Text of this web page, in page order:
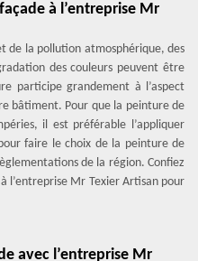
à l’entreprise Mr
de la pollution atmosphérique, des
des couleurs peuvent être
participe grandement à l’aspect
bâtiment. Pour que la peinture de
il est préférable l’appliquer
faire le choix de la peinture de
de la région. Confiez
l’entreprise Mr Texier Artisan pour
avec l’entreprise Mr